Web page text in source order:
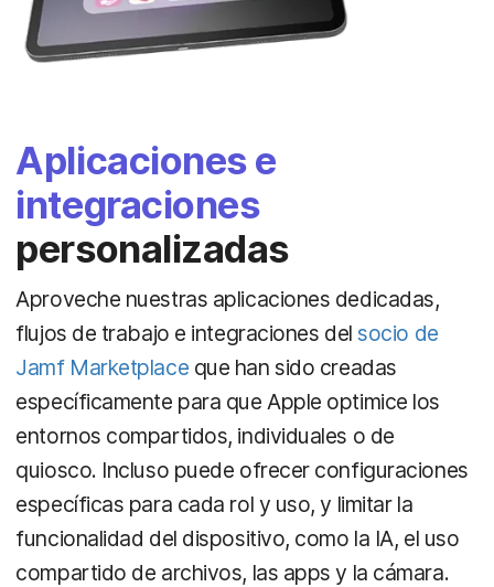
Aplicaciones e
integraciones
personalizadas
Aproveche nuestras aplicaciones dedicadas,
flujos de trabajo e integraciones delsocio de
Jamf Marketplace que han sido creadas
específicamente para que Apple optimice los
entornos compartidos, individuales o de
quiosco. Incluso puede ofrecer configuraciones
específicas para cada rol y uso, y limitar la
funcionalidad del dispositivo, como la IA, el uso
compartido de archivos, las apps y la cámara.